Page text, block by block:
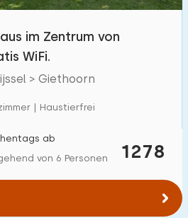
im Zentrum von
WiFi.
> Giethoorn
| Haustierfrei
1278
ab
von 6 Personen